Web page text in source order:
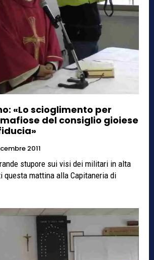
«Lo scioglimento per
del consiglio gioiese
2011
stupore sui visi dei militari in alta
questa mattina alla Capitaneria di